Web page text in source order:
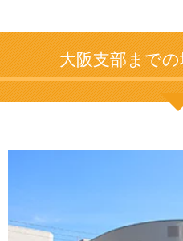
大阪支部まで